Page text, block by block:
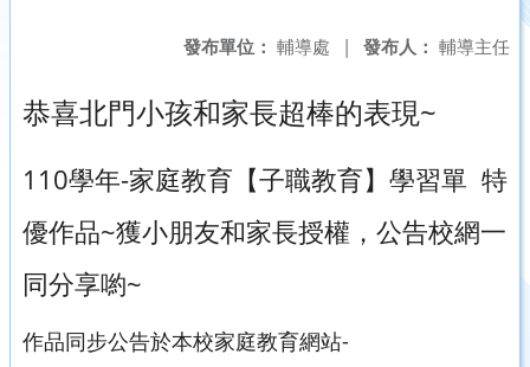
發布人： 輔導主任
發布單位： 輔導處 |
恭喜北門小孩和家長超棒的表現~
110學年-家庭教育【子職教育】學習單 特
優作品~獲小朋友和家長授權，公告校網一
同分享喲~
作品同步公告於本校家庭教育網站-